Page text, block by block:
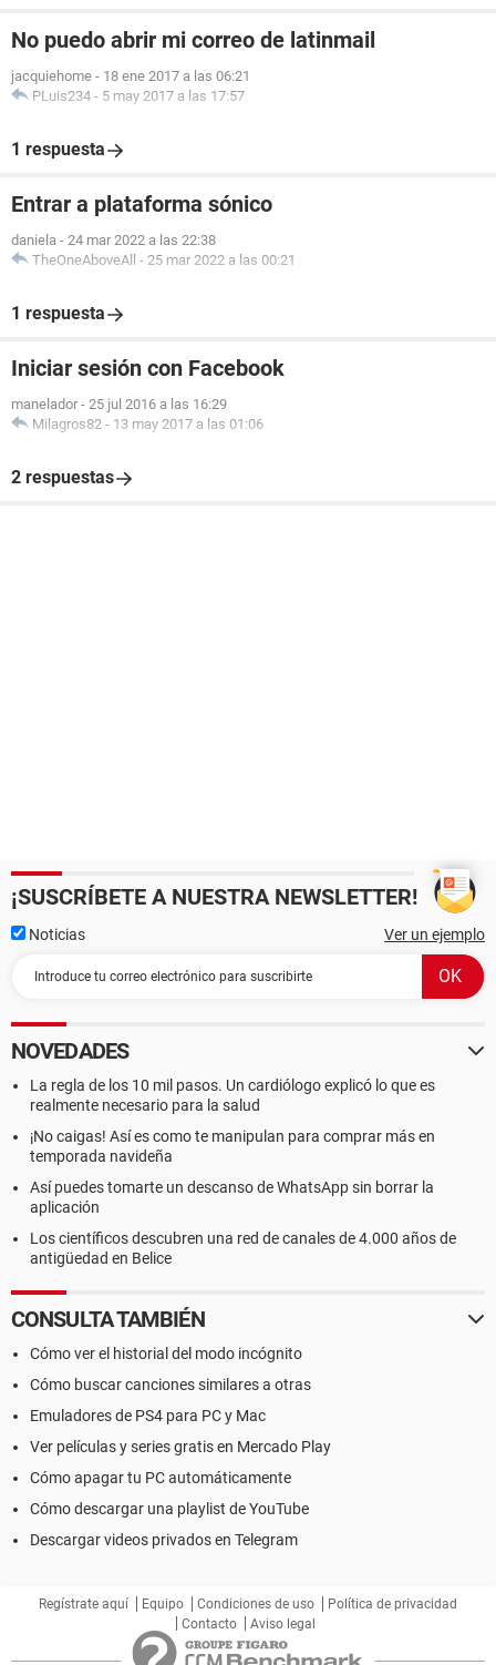
No puedo abrir mi correo de latinmail
jacquiehome - 18 ene 2017 a las 06:21
PLuis234 - 5 may 2017 a las 17:57
1 respuesta
Entrar a plataforma sónico
daniela - 24 mar 2022 a las 22:38
TheOneAboveAll - 25 mar 2022 a las 00:21
1 respuesta
Iniciar sesión con Facebook
manelador - 25 jul 2016 a las 16:29
Milagros82 - 13 may 2017 a las 01:06
2 respuestas
¡SUSCRÍBETE A NUESTRA NEWSLETTER!
Noticias Ver un ejemplo
NOVEDADES
La regla de los 10 mil pasos. Un cardiólogo explicó lo que es
realmente necesario para la salud
¡No caigas! Así es como te manipulan para comprar más en
temporada navideña
Así puedes tomarte un descanso de WhatsApp sin borrar la
aplicación
Los científicos descubren una red de canales de 4.000 años de
antigüedad en Belice
CONSULTA TAMBIÉN
Cómo ver el historial del modo incógnito
Cómo buscar canciones similares a otras
Emuladores de PS4 para PC y Mac
Ver películas y series gratis en Mercado Play
Cómo apagar tu PC automáticamente
Cómo descargar una playlist de YouTube
Descargar videos privados en Telegram
Regístrate aquí Equipo Condiciones de uso
Política de privacidad
Contacto
Aviso legal